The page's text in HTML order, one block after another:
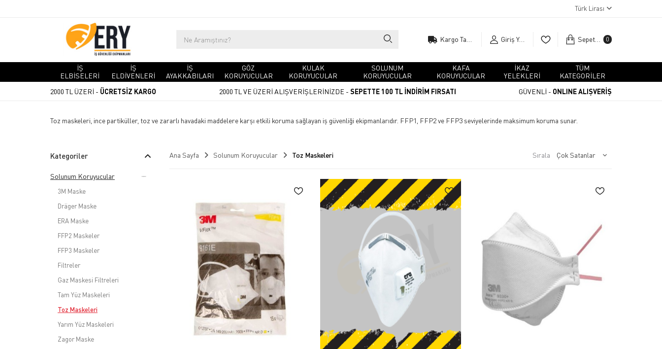
Türk Lirası
Giriş Yap Sepetim 0
İŞ
ELBİSELERİ
İŞ
ELDİVENLERİ
İŞ
AYAKKABILARI
GÖZ
KORUYUCULAR
KULAK
KORUYUCULAR
SOLUNUM
KORUYUCULAR
KAFA
KORUYUCULAR
İKAZ
YELEKLERİ
TÜM
KATEGORİLER
2000 TL ÜZERİ - ÜCRETSİZ KARGO 2000 TL VE ÜZERİ ALIŞVERİŞLERİNİZDE - SEPETTE 100 TL İNDİRİM FIRSATI GÜVENLİ - ONLINE ALIŞVERİŞ
Toz maskeleri, ince partiküller, toz ve zararlı havadaki maddelere karşı etkili koruma sağlayan iş güvenliği ekipmanlarıdır. FFP1, FFP2 ve FFP3 seviyelerinde maksimum koruma sunar.
Kategoriler
Solunum Koruyucular
3M Maske
Dräger Maske
ERA Maske
FFP2 Maskeler
FFP3 Maskeler
Filtreler
Gaz Maskesi Filtreleri
Tam Yüz Maskeleri
Toz Maskeleri
Yarım Yüz Maskeleri
Zagor Maske
Ana Sayfa Solunum Koruyucular Toz Maskeleri Sırala